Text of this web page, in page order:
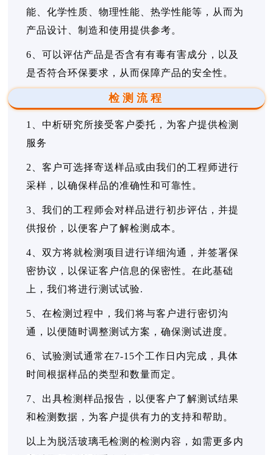
能、化学性质、物理性能、热学性能等，从而为
产品设计、制造和使用提供参考。
6、可以评估产品是否含有有毒有害成分，以及
是否符合环保要求，从而保障产品的安全性。
检测流程
1、中析研究所接受客户委托，为客户提供检测
服务
2、客户可选择寄送样品或由我们的工程师进行
采样，以确保样品的准确性和可靠性。
3、我们的工程师会对样品进行初步评估，并提
供报价，以便客户了解检测成本。
4、双方将就检测项目进行详细沟通，并签署保
密协议，以保证客户信息的保密性。在此基础
上，我们将进行测试试验.
5、在检测过程中，我们将与客户进行密切沟
通，以便随时调整测试方案，确保测试进度。
6、试验测试通常在7-15个工作日内完成，具体
时间根据样品的类型和数量而定。
7、出具检测样品报告，以便客户了解测试结果
和检测数据，为客户提供有力的支持和帮助。
以上为脱活玻璃毛检测的检测内容，如需更多内